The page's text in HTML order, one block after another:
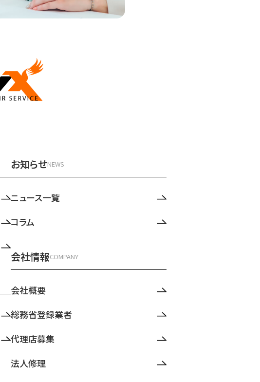
お知らせNEWS
ニュース一覧
コラム
会社情報COMPANY
会社概要
総務省登録業者
代理店募集
法人修理